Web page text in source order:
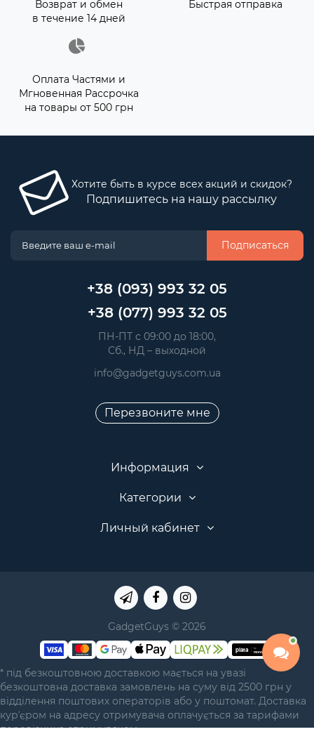
Возврат и обмен
в течение 14 дней
Быстрая отправка
Оплата Частями и
Мгновенная Рассрочка
на товары от 500 грн
Хотите быть в курсе всех акций и скидок?
Подпишитесь на нашу рассылку
Подписаться
+38 (093) 993 32 05
+38 (077) 993 32 05
ПН-ПТ с 09:00 до 18:00,
Сб., НД – выходной
info@gadgetguys.com.ua
Перезвоните мне
Информация
Категории
Личный кабинет
GadgetGuys © 2026
* під безкоштовною доставкою мається на увазі
безкоштовна доставка замовлень на суму від 2500 грн у
відділення поштових операторів або у поштомат. Доставка
курʼєром на адресу отримувача оплачується за тарифами
перевізника отримувачем.